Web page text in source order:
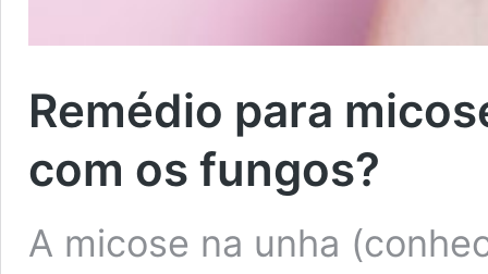
Remédio para
com os fungos?
A micose na unha